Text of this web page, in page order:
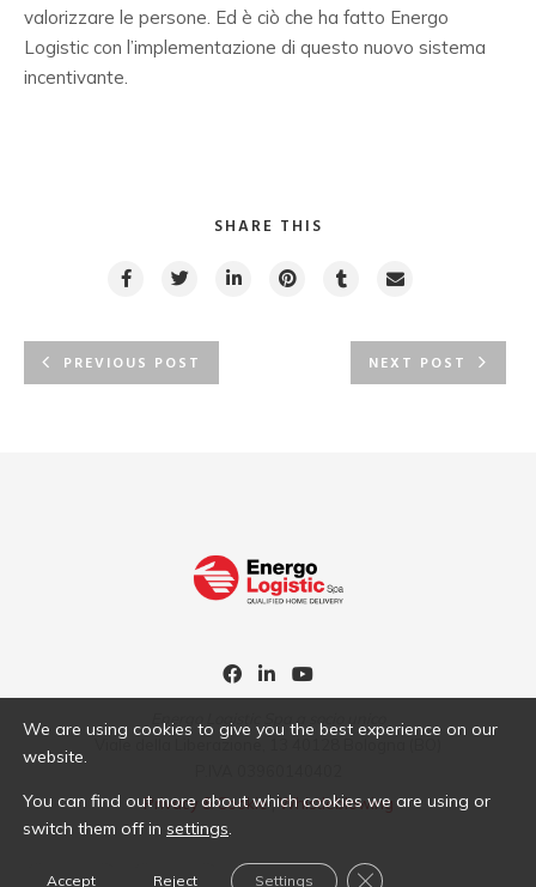
valorizzare le persone. Ed è ciò che ha fatto Energo
Logistic con l’implementazione di questo nuovo sistema
incentivante.
SHARE THIS
PREVIOUS POST NEXT POST
Viale della Liberazione, 13 40128 Bologna (BO)
Privacy & Cookie|Whistleblowing
We are using cookies to give you the best experience on our
website.
You can find out more about which cookies we are using or
switch them off in settings.
Accept Reject Settings Close GDPR Cookie